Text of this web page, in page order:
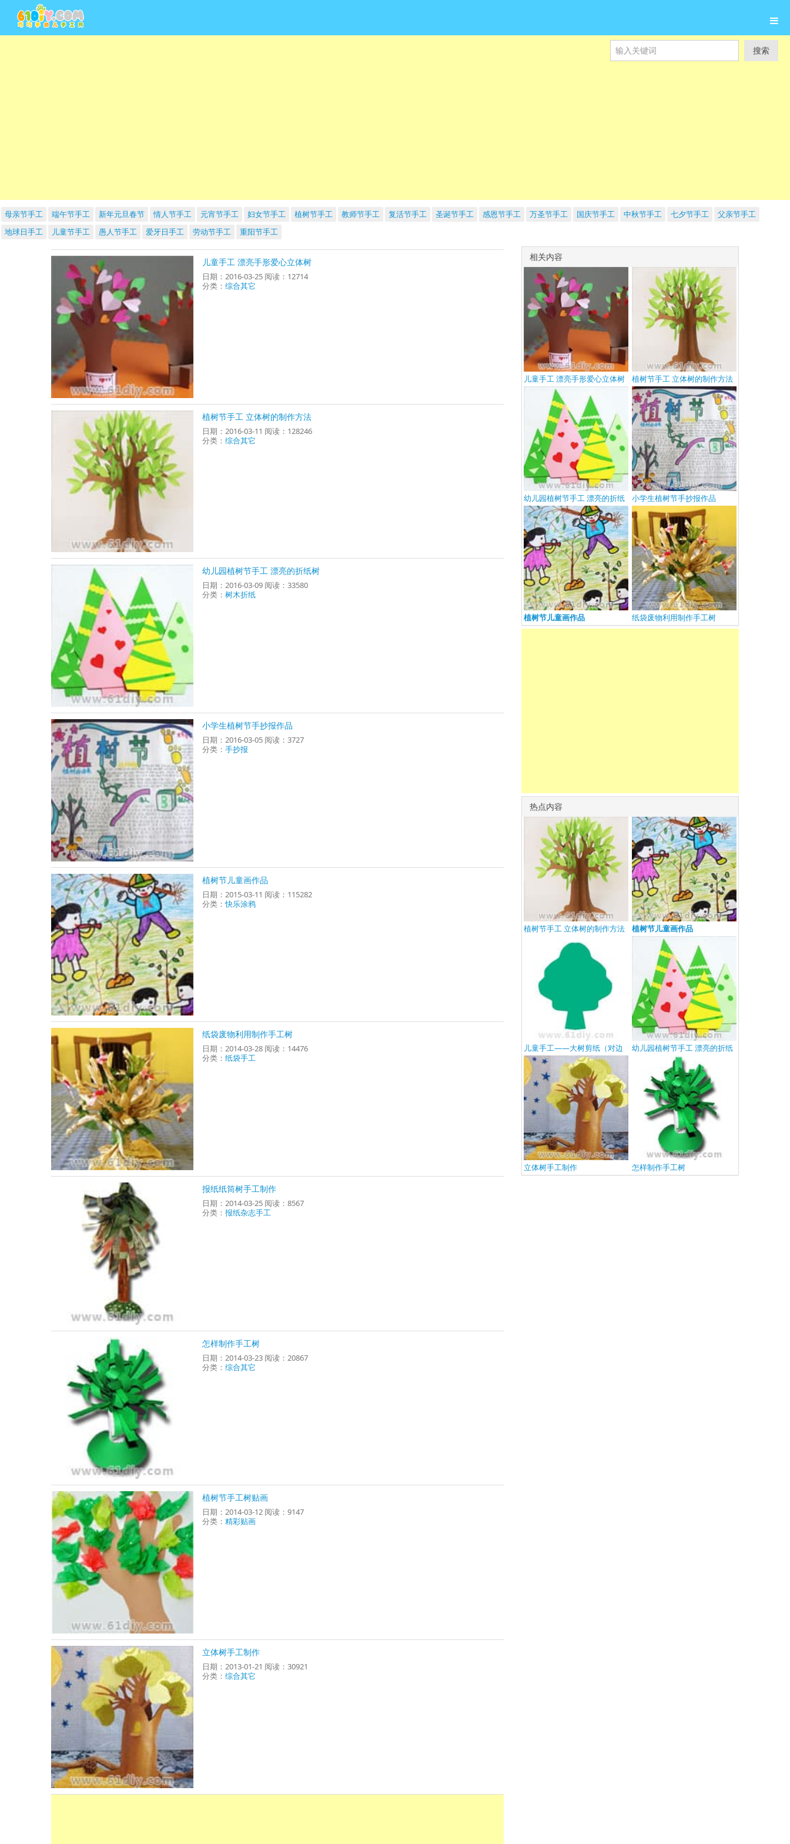
搜索
母亲节手工 端午节手工 新年元旦春节 情人节手工 元宵节手工 妇女节手工 植树节手工 教师节手工 复活节手工 圣诞节手工 感恩节手工 万圣节手工 国庆节手工 中秋节手工 七夕节手工
父亲节手工
地球日手工
儿童节手工 愚人节手工 爱牙日手工 劳动节手工 重阳节手工
儿童手工 漂亮手形爱心立体树
日期：2016-03-25 阅读：12714
分类： 综合其它
植树节手工 立体树的制作方法
日期：2016-03-11 阅读：128246
分类： 综合其它
幼儿园植树节手工 漂亮的折纸树
日期：2016-03-09 阅读：33580
分类： 树木折纸
小学生植树节手抄报作品
日期：2016-03-05 阅读：3727
分类： 手抄报
植树节儿童画作品
日期：2015-03-11 阅读：115282
分类：快乐涂鸦
纸袋废物利用制作手工树
日期：2014-03-28 阅读：14476
分类： 纸袋手工
报纸纸筒树手工制作
日期：2014-03-25 阅读：8567
分类： 报纸杂志手工
怎样制作手工树
日期：2014-03-23 阅读：20867
分类： 综合其它
植树节手工树贴画
日期：2014-03-12 阅读：9147
分类： 精彩贴画
立体树手工制作
日期：2013-01-21 阅读：30921
分类： 综合其它
相关内容
儿童手工 漂亮手形爱心立体树 植树节手工 立体树的制作方法
幼儿园植树节手工 漂亮的折纸
树
小学生植树节手抄报作品
植树节儿童画作品 纸袋废物利用制作手工树
热点内容
植树节手工 立体树的制作方法 植树节儿童画作品
儿童手工——大树剪纸（对边
折剪
幼儿园植树节手工 漂亮的折纸
立体树手工制作 怎样制作手工树